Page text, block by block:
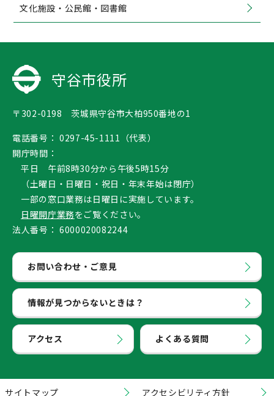
文化施設・公民館・図書館
守谷市役所
〒302-0198 茨城県守谷市大柏950番地の1
電話番号： 0297-45-1111（代表）
開庁時間：
平日 午前8時30分から午後5時15分
（土曜日・日曜日・祝日・年末年始は閉庁）
一部の窓口業務は日曜日に実施しています。
日曜開庁業務をご覧ください。
法人番号： 6000020082244
お問い合わせ・ご意見
情報が見つからないときは？
アクセス よくある質問
サイトマップ アクセシビリティ方針